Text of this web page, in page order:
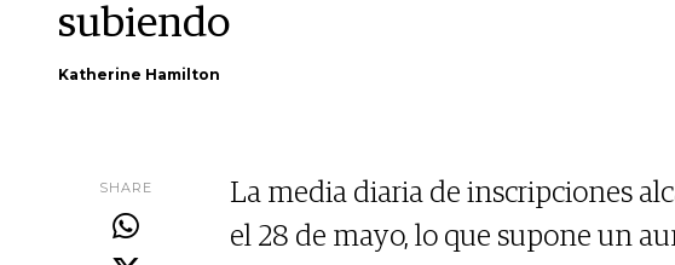
subiendo
Katherine Hamilton
SHARE
La media diaria de inscripciones
el 28 de mayo, lo que supone un